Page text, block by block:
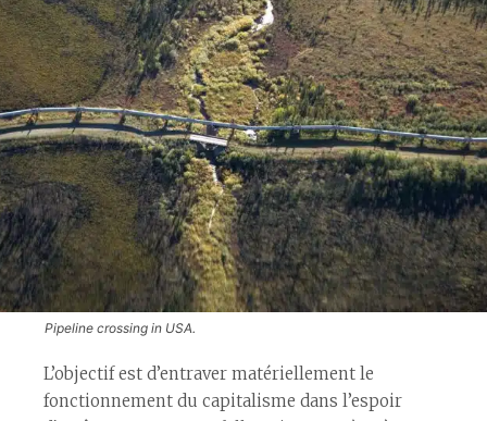
Pipeline crossing in USA.
L’objectif est d’entraver matériellement le
fonctionnement du capitalisme dans l’espoir